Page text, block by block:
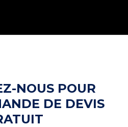
NOUS POUR
DE DEVIS